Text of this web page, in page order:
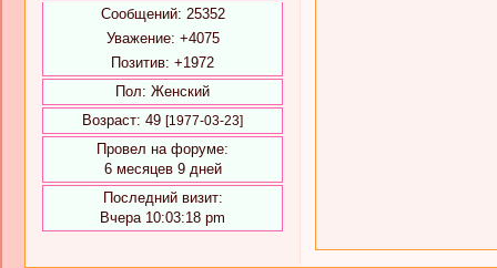
Сообщений: 25352
Уважение: +4075
Позитив: +1972
Пол: Женский
Возраст: 49 [1977-03-23]
Провел на форуме:
6 месяцев 9 дней
Последний визит:
Вчера 10:03:18 pm